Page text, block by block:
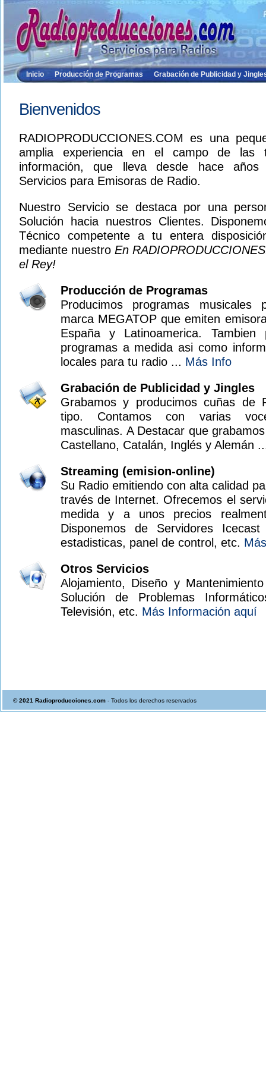
Inicio Producción de Programas Grabación de Publicidad y
Bienvenidos
RADIOPRODUCCIONES.COM es una
amplia experiencia en el campo de las
información, que lleva desde hace años
Servicios para Emisoras de Radio.
Nuestro Servicio se destaca por una
Solución hacia nuestros Clientes.
Técnico competente a tu entera
mediante nuestro En
el Rey!
Producción de Programas
Producimos programas musicales
marca MEGATOP que emiten
España y Latinoamerica. Tambien
programas a medida asi como
locales para tu radio ... Más Info
Grabación de Publicidad y Jingles
Grabamos y producimos cuñas de
tipo. Contamos con varias
masculinas. A Destacar que
Castellano, Catalán, Inglés y Alemán
Streaming (emision-online)
Su Radio emitiendo con alta calidad
través de Internet. Ofrecemos el
medida y a unos precios
Disponemos de Servidores
estadisticas, panel de control, etc.
Otros Servicios
Alojamiento, Diseño y
Solución de Problemas
Televisión, etc. Más Información aquí
© 2021 Radioproducciones.com - Todos los derechos reservados